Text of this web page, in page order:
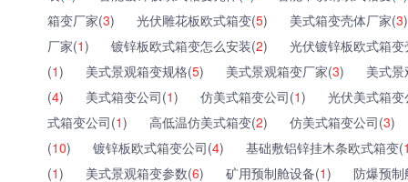
箱变厂家(3) 光伏雕花板欧式箱变(5) 美式箱变壳体厂家(3)
厂家(1) 镀锌板欧式箱变怎么安装(2)
光伏镀锌板欧式箱
(1) 美式景观箱变规格(5) 美式景观箱变厂家(3)
美式
(4) 美式箱变公司(1) 仿美式箱变公司(1)
光伏美式箱
式箱变公司(1) 高低温仿美式箱变(2) 仿美式箱变公司(3)
(10) 镀锌板欧式箱变公司(4) 基础敷铝锌挂木条欧式箱变(
(1) 美式景观箱变参数(6) 矿用预制舱设备(1)
防爆预制